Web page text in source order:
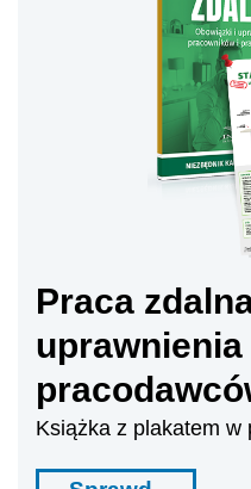
Praca
Książka z plakatem w